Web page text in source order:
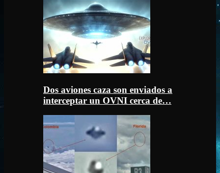
Dos aviones caza son enviados a
interceptar un OVNI cerca de…